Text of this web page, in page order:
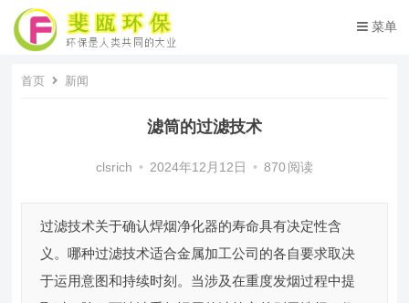
菜单
首页 新闻
滤筒的过滤技术
clsrich • 2024年12月12日 • 870 阅读
过滤技术关于确认焊烟净化器的寿命具有决定性含
义。哪种过滤技术适合金属加工公司的各自要求取决
于运用意图和持续时刻。当涉及在重度发烟过程中提